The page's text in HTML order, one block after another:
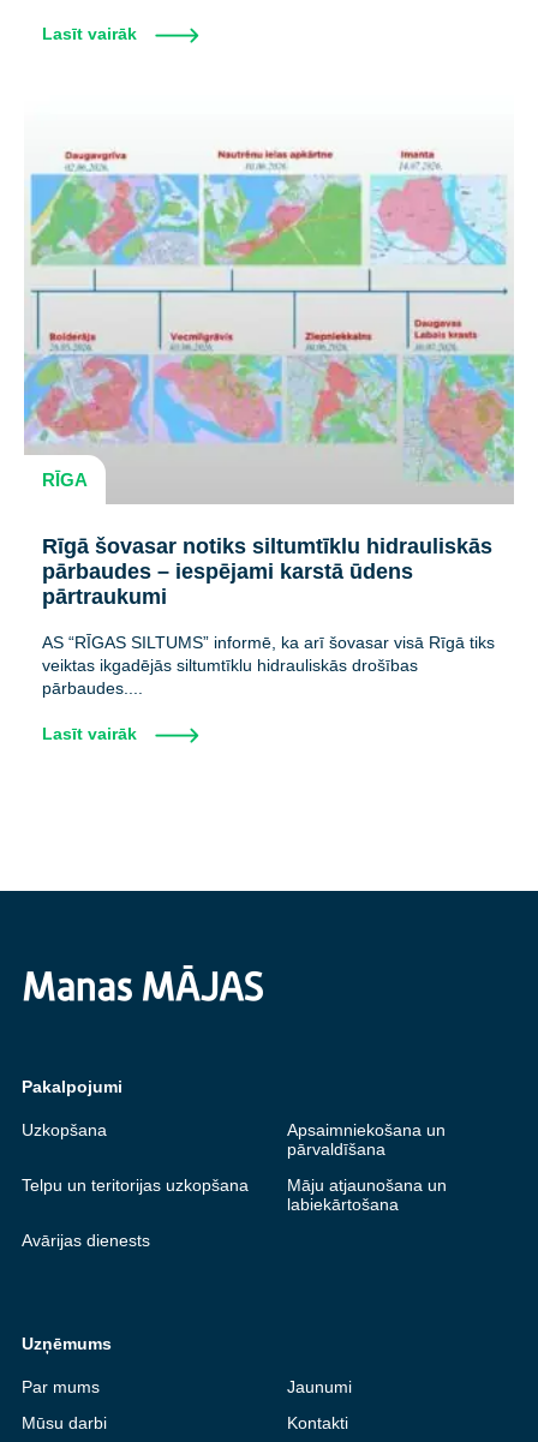
Lasīt vairāk
RĪGA
Rīgā šovasar notiks siltumtīklu hidrauliskās
pārbaudes – iespējami karstā ūdens
pārtraukumi
AS “RĪGAS SILTUMS” informē, ka arī šovasar visā Rīgā tiks
veiktas ikgadējās siltumtīklu hidrauliskās drošības
pārbaudes....
Lasīt vairāk
Pakalpojumi
Uzkopšana
Apsaimniekošana un
pārvaldīšana
Telpu un teritorijas uzkopšana
Māju atjaunošana un
labiekārtošana
Avārijas dienests
Uzņēmums
Par mums
Jaunumi
Mūsu darbi
Kontakti